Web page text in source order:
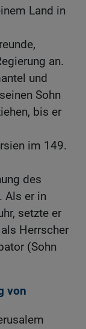
Land in
an.
und
Sohn
bis er
im 149.
des
Als er in
setzte er
Herrscher
(Sohn
von